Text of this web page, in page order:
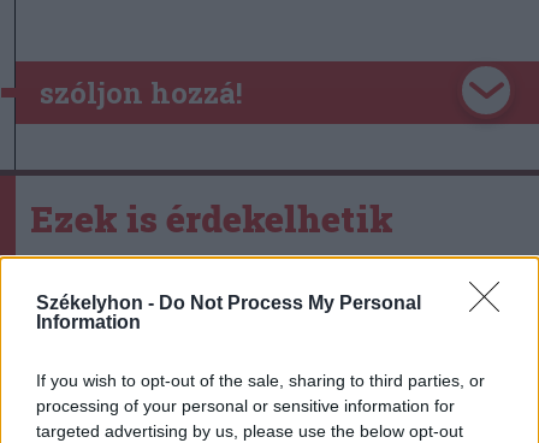
Székelyhon - Do Not Process My Personal
Information
If you wish to opt-out of the sale, sharing to third parties, or
processing of your personal or sensitive information for
targeted advertising by us, please use the below opt-out
szóljon hozzá!
Ezek is érdekelhetik
Csatószegen